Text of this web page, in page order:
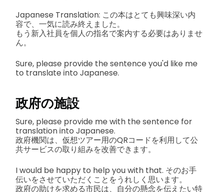
Japanese Translation: この本はとても興味深い内
容で、一気に読み終えました。
もう新入社員を個人の指名で案内する必要はありませ
ん。
Sure, please provide the sentence you'd like me
to translate into Japanese.
政府の施設
Sure, please provide me with the sentence for
translation into Japanese.
政府機関は、仮想ツアー用のQRコードを利用して公
共サービスの取り組みを改善できます。
I would be happy to help you with that. そのお手
伝いをさせていただくことをうれしく思います。
政府の助けを求める市民は、自分の懸念を伝えたい特